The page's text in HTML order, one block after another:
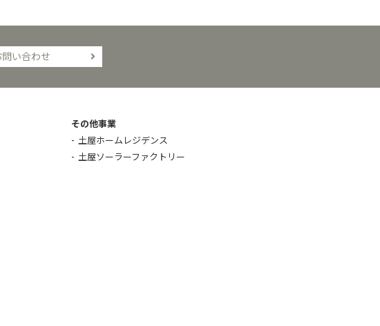
問い合わせ
その他事業
土屋ホームレジデンス
土屋ソーラーファクトリー